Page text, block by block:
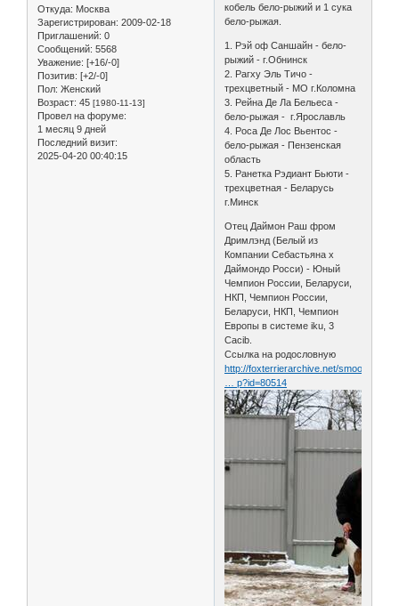
Откуда: Москва
Зарегистрирован: 2009-02-18
Приглашений: 0
Сообщений: 5568
Уважение: [+16/-0]
Позитив: [+2/-0]
Пол: Женский
Возраст: 45 [1980-11-13]
Провел на форуме:
1 месяц 9 дней
Последний визит:
2025-04-20 00:40:15
кобель бело-рыжий и 1 сука
бело-рыжая.
1. Рэй оф Саншайн - бело-
рыжий - г.Обнинск
2. Рагху Эль Тичо -
трехцветный - МО г.Коломна
3. Рейна Де Ла Бельеса -
бело-рыжая - г.Ярославль
4. Роса Де Лос Вьентос -
бело-рыжая - Пензенская
область
5. Ранетка Рэдиант Бьюти -
трехцветная - Беларусь
г.Минск
Отец Даймон Раш фром
Дримлэнд (Белый из
Компании Себастьяна х
Даймондо Росси) - Юный
Чемпион России, Беларуси,
НКП, Чемпион России,
Беларуси, НКП, Чемпион
Европы в системе iku, 3
Cacib.
Ссылка на родословную
http://foxterrierarchive.net/smooth/det
… p?id=80514